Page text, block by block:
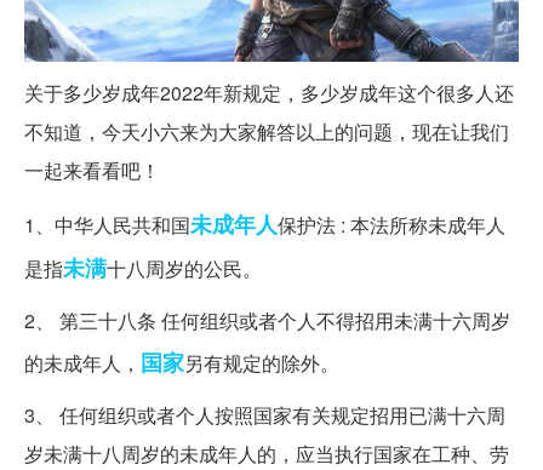
关于多少岁成年2022年新规定，多少岁成年这个很多人还
不知道，今天小六来为大家解答以上的问题，现在让我们
一起来看看吧！
1、中华人民共和国未成年人保护法 : 本法所称未成年人
是指未满十八周岁的公民。
2、 第三十八条 任何组织或者个人不得招用未满十六周岁
的未成年人， 国家另有规定的除外。
3、 任何组织或者个人按照国家有关规定招用已满十六周
岁未满十八周岁的未成年人的，应当执行国家在工种、劳